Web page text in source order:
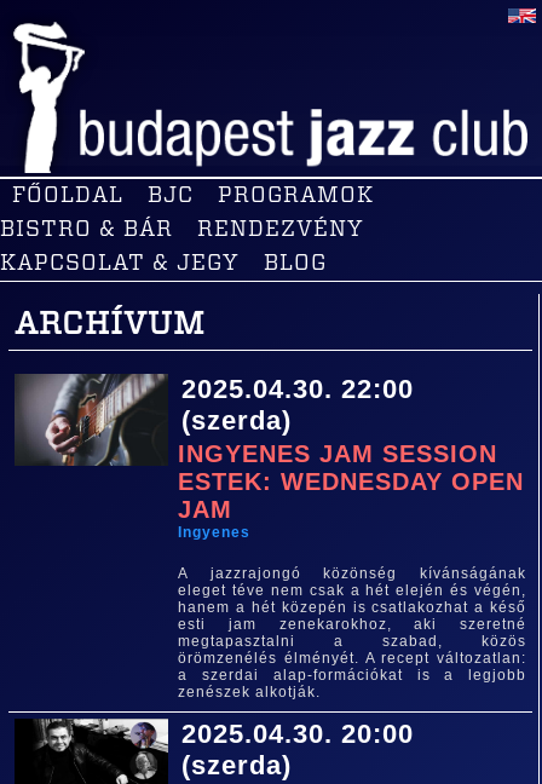
FŐOLDAL BJC
PROGRAMOK
BISTRO & BÁR
RENDEZVÉNY
KAPCSOLAT & JEGY
BLOG
ARCHÍVUM
2025.04.30. 22:00
(szerda)
INGYENES JAM SESSION
ESTEK: WEDNESDAY OPEN
JAM
Ingyenes
A jazzrajongó közönség kívánságának
eleget téve nem csak a hét elején és végén,
hanem a hét közepén is csatlakozhat a késő
esti jam zenekarokhoz, aki szeretné
megtapasztalni a szabad, közös
örömzenélés élményét. A recept változatlan:
a szerdai alap-formációkat is a legjobb
zenészek alkotják.
2025.04.30. 20:00
(szerda)